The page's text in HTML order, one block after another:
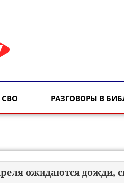
СВО РАЗГОВОРЫ В
ожидаются дожди,